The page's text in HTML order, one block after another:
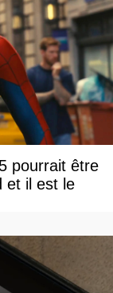
pourrait être
il est le